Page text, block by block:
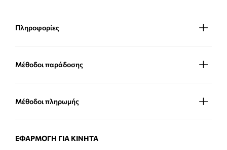
Πληροφορίες
Μέθοδοι παράδοσης
Μέθοδοι πληρωμής
ΕΦΑΡΜΟΓΉ ΓΙΑ ΚΙΝΗΤΆ